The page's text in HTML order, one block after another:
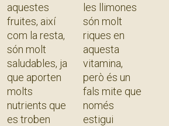
aquestes
fruites, així
com la resta,
són molt
saludables, ja
que aporten
molts
nutrients que
es troben
les llimones
són molt
riques en
aquesta
vitamina,
però és un
fals mite que
només
estigui